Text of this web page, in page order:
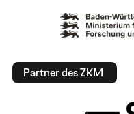
Partner des ZKM